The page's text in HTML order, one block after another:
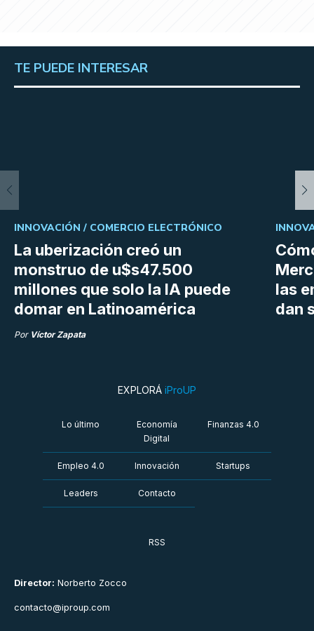
TE PUEDE INTERESAR
La uberización creó un
monstruo de u$s47.500
millones que solo la IA puede
domar en Latinoamérica
INNOVACIÓN / COMERCIO ELECTRÓNICO
Por Víctor Zapata
las
dan
Director: Norberto Zocco
contacto@iproup.com
EXPLORÁ iProUP
Lo último
Economía
Digital
Finanzas 4.0
Empleo 4.0 Innovación Startups
Leaders Contacto
RSS